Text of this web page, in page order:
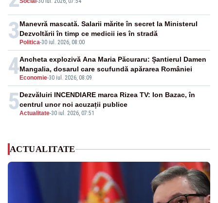
3 Politica-30 iul. 2026, 08:00
Manevră mascată. Salarii mărite în secret la Ministerul
Dezvoltării în timp ce medicii ies în stradă
4 Economie-30 iul. 2026, 08:09
Ancheta explozivă Ana Maria Păcuraru: Șantierul Damen
Mangalia, dosarul care scufundă apărarea României
5Actualitate-30 iul. 2026, 07:51
Dezvăluiri INCENDIARE marca Rizea TV: Ion Bazac, în
centrul unor noi acuzații publice
ACTUALITATE